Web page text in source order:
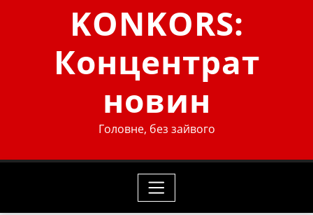
KONKORS:
Концентрат
новин
Головне, без зайвого